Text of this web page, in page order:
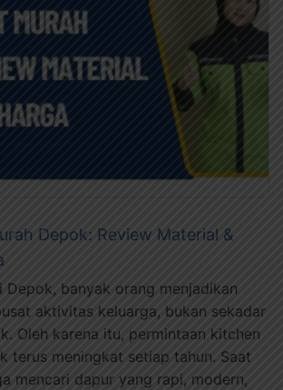
Depok: Review Material &
Depok, banyak orang menjadikan
aktivitas keluarga, bukan sekadar
Oleh karena itu, permintaan kitchen
terus meningkat setiap tahun. Saat
mencari dapur yang rapi, modern,